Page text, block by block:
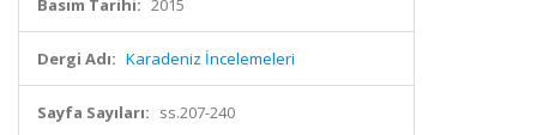
Basım Tarihi: 2015
Dergi Adı: Karadeniz İncelemeleri
Sayfa Sayıları: ss.207-240